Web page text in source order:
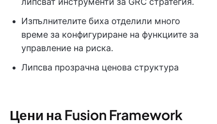
Изпълнителите биха отделили много
време за конфигуриране на функциите за
управление на риска.
Липсва прозрачна ценова структура
Цени на Fusion Framework